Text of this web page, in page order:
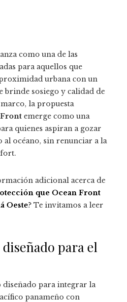
como una de las
para aquellos que
urbana con un
brinde sosiego y calidad de
la propuesta
emerge como una
quienes aspiran a gozar
al océano, sin renunciar a la
adicional acerca de
que Ocean Front
Oeste? Te invitamos a leer
para el
diseñado para integrar la
panameño con